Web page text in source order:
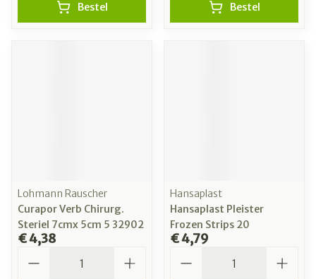
Bestel Bestel
Lohmann Rauscher
Curapor Verb Chirurg.
Steriel 7cmx 5cm 5 32902
€ 4,38
Hansaplast
Hansaplast Pleister
Frozen Strips 20
€ 4,79